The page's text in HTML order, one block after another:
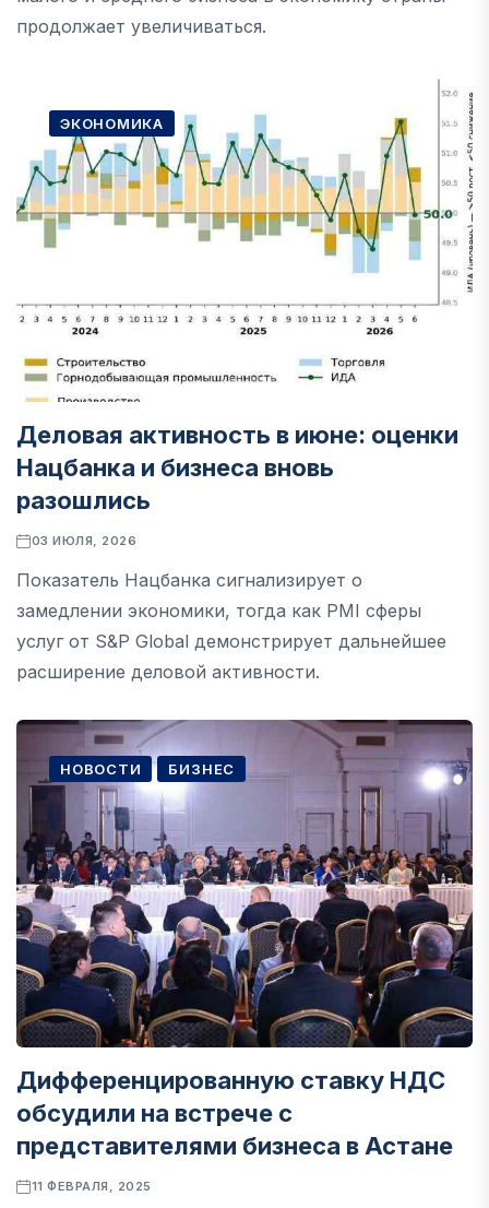
продолжает увеличиваться.
ЭКОНОМИКА
Деловая активность в июне: оценки
Нацбанка и бизнеса вновь
разошлись
03 ИЮЛЯ, 2026
Показатель Нацбанка сигнализирует о
замедлении экономики, тогда как PMI сферы
услуг от S&P Global демонстрирует дальнейшее
расширение деловой активности.
НОВОСТИ БИЗНЕС
Дифференцированную ставку НДС
обсудили на встрече с
представителями бизнеса в Астане
11 ФЕВРАЛЯ, 2025